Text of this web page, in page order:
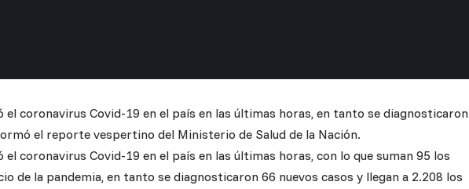
el coronavirus Covid-19 en el país en las últimas horas, en tanto se diagnosticaron
el reporte vespertino del Ministerio de Salud de la Nación.
el coronavirus Covid-19 en el país en las últimas horas, con lo que suman 95 los
de la pandemia, en tanto se diagnosticaron 66 nuevos casos y llegan a 2.208 los